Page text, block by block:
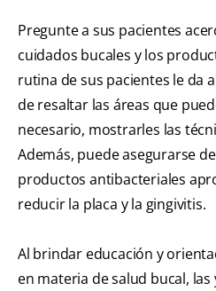
Pregunte a sus pacientes
cuidados bucales y los
rutina de sus pacientes le da
de resaltar las áreas que
necesario, mostrarles las
Además, puede asegurarse
productos antibacteriales
reducir la placa y la gingivitis.
Al brindar educación y
en materia de salud bucal,